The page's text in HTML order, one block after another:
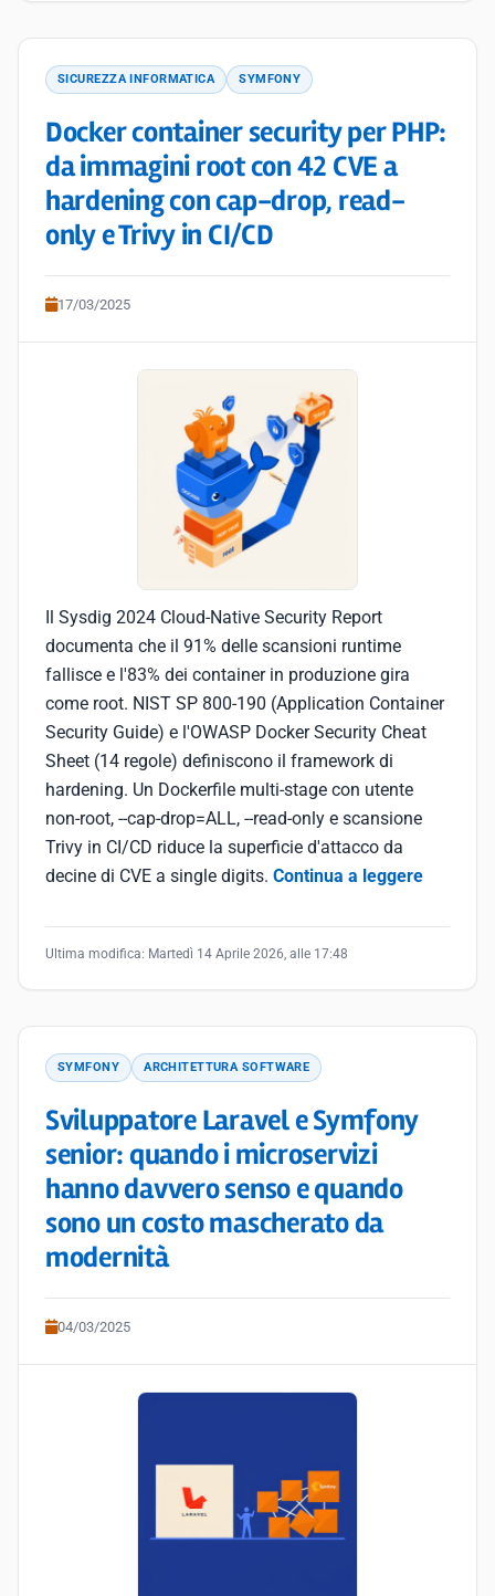
SICUREZZA INFORMATICA SYMFONY
Docker container security per PHP:
da immagini root con 42 CVE a
hardening con cap-drop, read-
only e Trivy in CI/CD
17/03/2025
Il Sysdig 2024 Cloud-Native Security Report
documenta che il 91% delle scansioni runtime
fallisce e l'83% dei container in produzione gira
come root. NIST SP 800-190 (Application Container
Security Guide) e l'OWASP Docker Security Cheat
Sheet (14 regole) definiscono il framework di
hardening. Un Dockerfile multi-stage con utente
non-root, --cap-drop=ALL, --read-only e scansione
Trivy in CI/CD riduce la superficie d'attacco da
decine di CVE a single digits. Continua a leggere
Ultima modifica: Martedì 14 Aprile 2026, alle 17:48
SYMFONY ARCHITETTURA SOFTWARE
Sviluppatore Laravel e Symfony
senior: quando i microservizi
hanno davvero senso e quando
sono un costo mascherato da
modernità
04/03/2025